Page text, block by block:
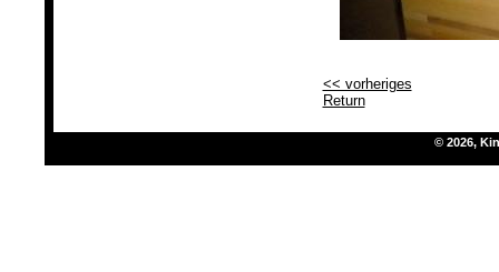
<< vorheriges
Return
© 2026,